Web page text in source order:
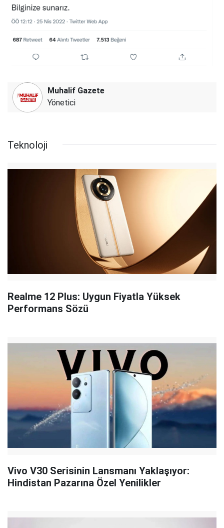
Muhalif Gazete
Yönetici
Teknoloji
Realme 12 Plus: Uygun Fiyatla Yüksek
Performans Sözü
Vivo V30 Serisinin Lansmanı Yaklaşıyor:
Hindistan Pazarına Özel Yenilikler